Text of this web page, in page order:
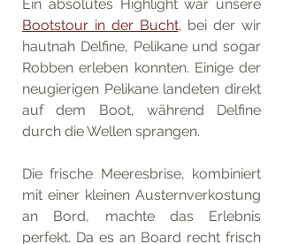
Bootstour in der Bucht, bei der wir
hautnah Delfine, Pelikane und sogar
Robben erleben konnten. Einige der
neugierigen Pelikane landeten direkt
auf dem Boot, während Delfine
durch die Wellen sprangen.
Die frische Meeresbrise, kombiniert
mit einer kleinen Austernverkostung
an Bord, machte das Erlebnis
perfekt. Da es an Board recht frisch